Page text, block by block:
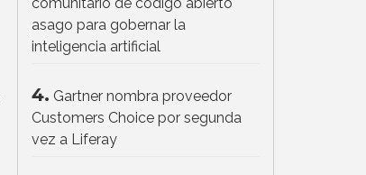
asago para gobernar la
inteligencia artificial
4. Gartner nombra proveedor
Customers Choice por segunda
vez a Liferay